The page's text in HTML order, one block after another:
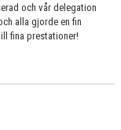
och vår delegation
alla gjorde en fin
fina prestationer!